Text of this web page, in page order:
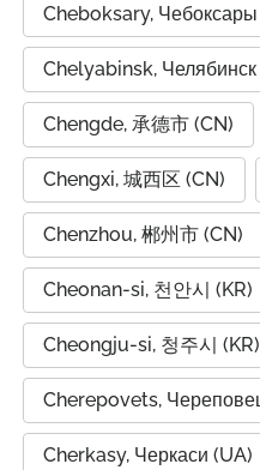
Cheboksary, Чебоксары
Chelyabinsk, Челябинск
Chengde, 承德市 (CN)
Chengxi, 城西区 (CN)
Chenzhou, 郴州市 (CN)
Cheonan-si, 천안시 (KR)
Cheongju-si, 청주시 (KR)
Cherepovets,
Cherkasy, Черкаси (UA)